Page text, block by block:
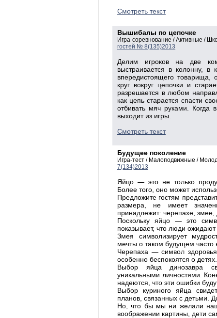
Смотреть текст
Вышибалы по цепочке
Игра-соревнование / Активные /
гостей № 8(135)2013
Делим игроков на две
выстраивается в колонну, в
впередистоящего товарища,
круг вокруг цепочки и
разрешается в любом
как цепь старается спасти
отбивать мяч руками. Когда
выходит из игры.
Смотреть текст
Будущее поколение
Игра-тест / Малоподвижные /
7(134)2013
Яйцо — это не только
Более того, оно может
Предложите гостям
размера, не имеет
принадлежит: черепахе, змее,
Поскольку яйцо — это
показывает, что люди
Змея символизирует
мечты о таком будущем часто
Черепаха — символ
особенно беспокоятся о детях.
Выбор яйца динозавра
уникальными личностями.
надеются, что эти ошибки
Выбор куриного яйца
планов, связанных с детьми.
Но, что бы мы ни желали
воображении картины, дети